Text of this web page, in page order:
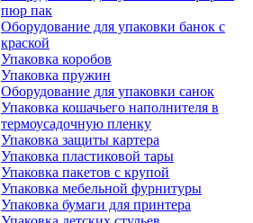
пюр пак
Оборудование для упаковки банок с
краской
Упаковка коробов
Упаковка пружин
Оборудование для упаковки санок
Упаковка кошачьего наполнителя в
термоусадочную пленку
Упаковка защиты картера
Упаковка пластиковой тары
Упаковка пакетов с крупой
Упаковка мебельной фурнитуры
Упаковка бумаги для принтера